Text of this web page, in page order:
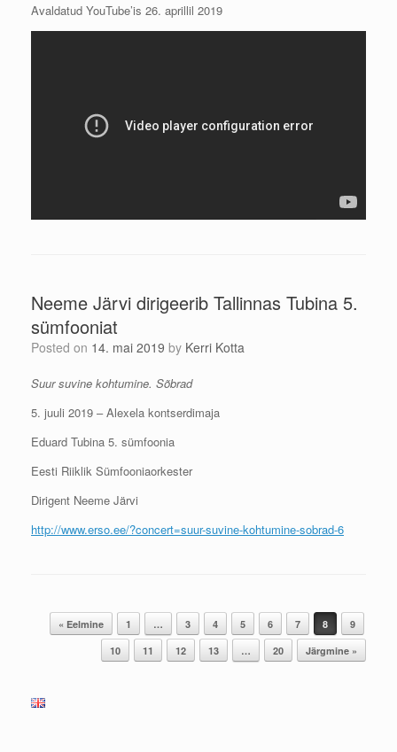
Avaldatud YouTube’is 26. aprillil 2019
Neeme Järvi dirigeerib Tallinnas Tubina 5.
sümfooniat
Posted on 14. mai 2019 by Kerri Kotta
Suur suvine kohtumine. Sõbrad
5. juuli 2019 – Alexela kontserdimaja
Eduard Tubina 5. sümfoonia
Eesti Riiklik Sümfooniaorkester
Dirigent Neeme Järvi
http://www.erso.ee/?concert=suur-suvine-kohtumine-sobrad-6
Post navigation
« Eelmine 1 … 3 4 5 6 7 8
9
10
11 12 13 … 20 Järgmine »